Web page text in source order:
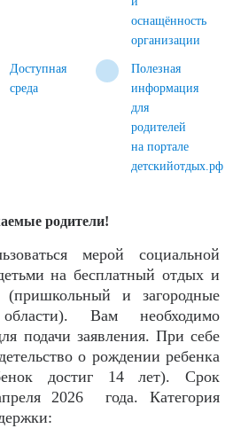
оснащённость
организации
Доступная
среда
Полезная
информация
для
родителей
на портале
детскийотдых.рф
родители!
мерой социальной
на бесплатный отдых и
(пришкольный и загородные
Вам необходимо
подачи заявления. При себе
о рождении ребенка
достиг 14 лет). Срок
2026 года. Категория